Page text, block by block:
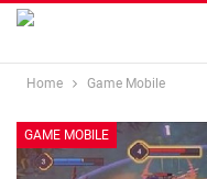
Home Game Mobile
GAME MOBILE